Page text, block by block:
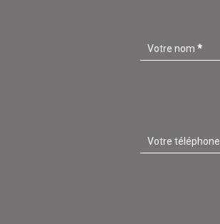
Votre nom *
Votre téléphone